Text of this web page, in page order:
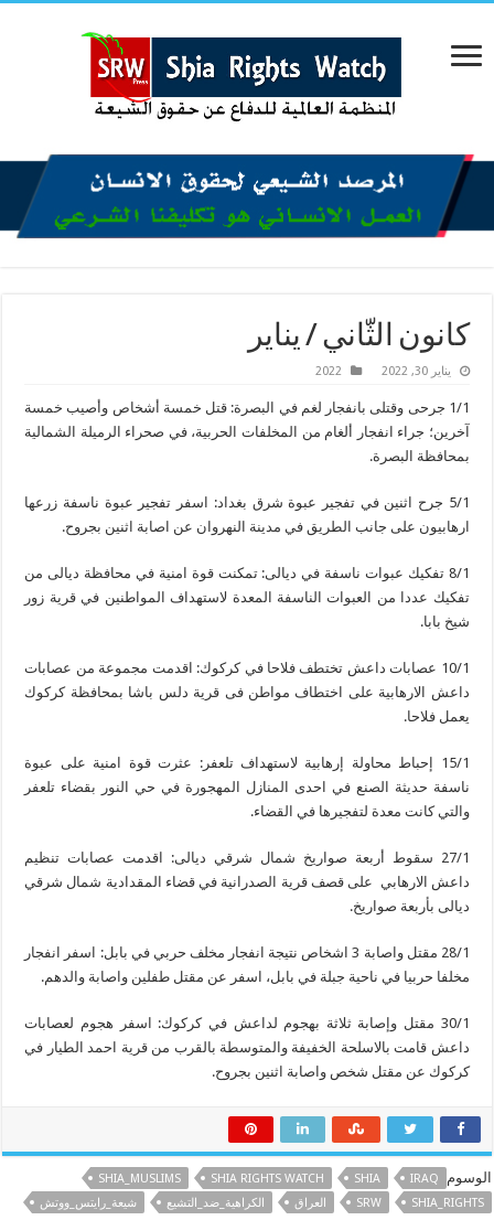
كانون الثّاني / يناير
يناير 30, 2022 2022
1/1 جرحى وقتلى بانفجار لغم في البصرة: قتل خمسة أشخاص وأصيب خمسة
آخرين؛ جراء انفجار ألغام من المخلفات الحربية، في صحراء الرميلة الشمالية
بمحافظة البصرة.
5/1 جرح اثنين في تفجير عبوة شرق بغداد: اسفر تفجير عبوة ناسفة زرعها
ارهابيون على جانب الطريق في مدينة النهروان عن اصابة اثنين بجروح.
8/1 تفكيك عبوات ناسفة في ديالى: تمكنت قوة امنية في محافظة ديالى من
تفكيك عددا من العبوات الناسفة المعدة لاستهداف المواطنين في قرية زور
شيخ بابا.
10/1 عصابات داعش تختطف فلاحا في كركوك: اقدمت مجموعة من عصابات
داعش الارهابية على اختطاف مواطن فى قرية دلس باشا بمحافظة كركوك
يعمل فلاحا.
15/1 إحباط محاولة إرهابية لاستهداف تلعفر: عثرت قوة امنية على عبوة
ناسفة حديثة الصنع في احدى المنازل المهجورة في حي النور بقضاء تلعفر
والتي كانت معدة لتفجيرها في القضاء.
27/1 سقوط أربعة صواريخ شمال شرقي ديالى: اقدمت عصابات تنظيم
داعش الارهابي على قصف قرية الصدرانية في قضاء المقدادية شمال شرقي
ديالى بأربعة صواريخ.
28/1 مقتل واصابة 3 اشخاص نتيجة انفجار مخلف حربي في بابل: اسفر انفجار
مخلفا حربيا في ناحية جبلة في بابل، اسفر عن مقتل طفلين واصابة والدهم.
30/1 مقتل وإصابة ثلاثة بهجوم لداعش في كركوك: اسفر هجوم لعصابات
داعش قامت بالاسلحة الخفيفة والمتوسطة بالقرب من قرية احمد الطيار في
كركوك عن مقتل شخص واصابة اثنين بجروح.
الوسوم IRAQ
SHIA
SHIA RIGHTS WATCH
SHIA_MUSLIMS
SHIA_RIGHTS
SRW العراق الكراهية_ضد_التشيع شيعة_رايتس_ووتش